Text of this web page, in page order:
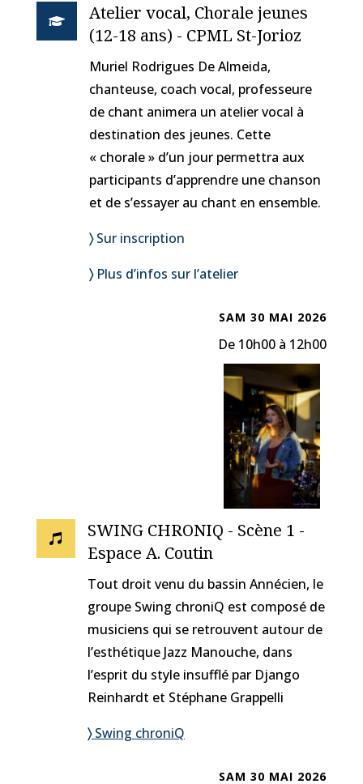

Atelier vocal, Chorale jeunes
(12-18 ans) - CPML St-Jorioz
Muriel Rodrigues De Almeida,
chanteuse, coach vocal, professeure
de chant animera un atelier vocal à
destination des jeunes. Cette
« chorale » d’un jour permettra aux
participants d’apprendre une chanson
et de s’essayer au chant en ensemble.
〉Sur inscription
〉 Plus d’infos sur l’atelier
SAM 30 MAI 2026
De 10h00 à 12h00

SWING CHRONIQ - Scène 1 -
Espace A. Coutin
Tout droit venu du bassin Annécien, le
groupe Swing chroniQ est composé de
musiciens qui se retrouvent autour de
l’esthétique Jazz Manouche, dans
l’esprit du style insufflé par Django
Reinhardt et Stéphane Grappelli
〉Swing chroniQ
SAM 30 MAI 2026